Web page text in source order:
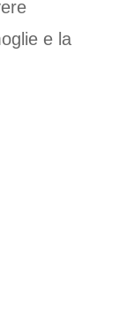
e la